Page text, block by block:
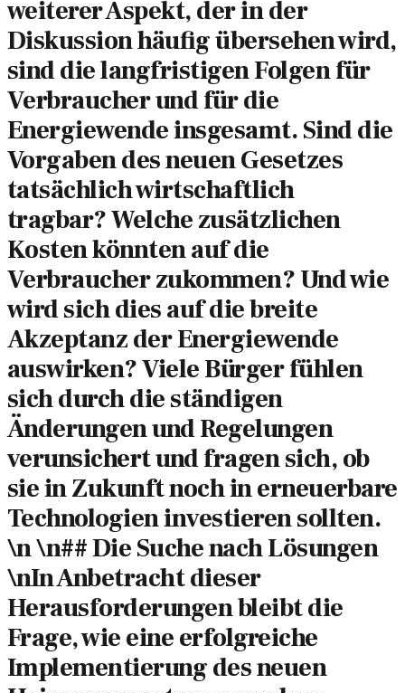
weiterer Aspekt, der in der
Diskussion häufig übersehen wird,
sind die langfristigen Folgen für
Verbraucher und für die
Energiewende insgesamt. Sind die
Vorgaben des neuen Gesetzes
tatsächlich wirtschaftlich
tragbar? Welche zusätzlichen
Kosten könnten auf die
Verbraucher zukommen? Und wie
wird sich dies auf die breite
Akzeptanz der Energiewende
auswirken? Viele Bürger fühlen
sich durch die ständigen
Änderungen und Regelungen
verunsichert und fragen sich, ob
sie in Zukunft noch in erneuerbare
Technologien investieren sollten.
\n \n## Die Suche nach Lösungen
\nIn Anbetracht dieser
Herausforderungen bleibt die
Frage, wie eine erfolgreiche
Implementierung des neuen